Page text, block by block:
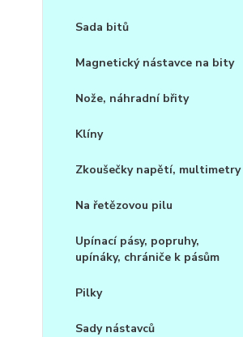
Sada bitů
Magnetický nástavce na bity
Nože, náhradní břity
Klíny
Zkoušečky napětí, multimetry
Na řetězovou pilu
Upínací pásy, popruhy,
upínáky, chrániče k pásům
Pilky
Sady nástavců